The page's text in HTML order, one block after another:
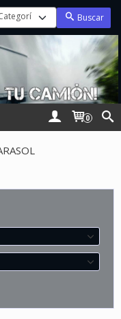
Buscar
0